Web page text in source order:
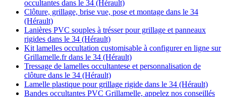
occultantes dans le 34 (Hérault)
Clôture, grillage, brise vue, pose et montage dans le 34
(Hérault)
Lanières PVC souples à trésser pour grillage et panneaux
rigides dans le 34 (Hérault)
Kit lamelles occultation customisable à configurer en ligne sur
Grillamelle.fr dans le 34 (Hérault)
Tressage de lamelles occultantese et personnalisation de
clôture dans le 34 (Hérault)
Lamelle plastique pour grillage rigide dans le 34 (Hérault)
Bandes occultantes PVC Grillamelle, appelez nos conseillés